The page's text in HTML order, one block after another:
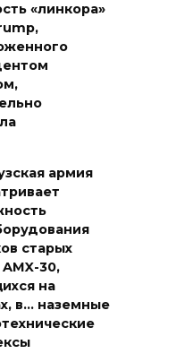
«линкора»
армия
старых
30,
на
в… наземные